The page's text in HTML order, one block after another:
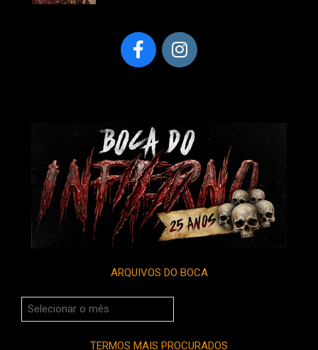
ARQUIVOS DO BOCA
Arquivos
do
TERMOS MAIS PROCURADOS